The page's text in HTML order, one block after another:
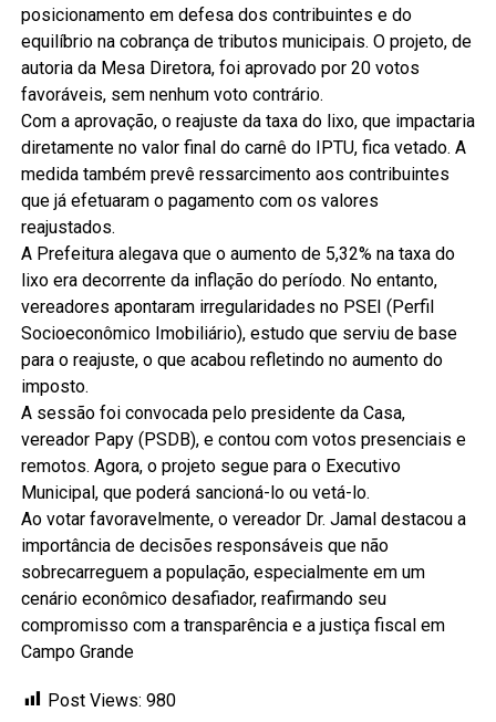
posicionamento em defesa dos contribuintes e do
equilíbrio na cobrança de tributos municipais. O projeto, de
autoria da Mesa Diretora, foi aprovado por 20 votos
favoráveis, sem nenhum voto contrário.
Com a aprovação, o reajuste da taxa do lixo, que impactaria
diretamente no valor final do carnê do IPTU, fica vetado. A
medida também prevê ressarcimento aos contribuintes
que já efetuaram o pagamento com os valores
reajustados.
A Prefeitura alegava que o aumento de 5,32% na taxa do
lixo era decorrente da inflação do período. No entanto,
vereadores apontaram irregularidades no PSEI (Perfil
Socioeconômico Imobiliário), estudo que serviu de base
para o reajuste, o que acabou refletindo no aumento do
imposto.
A sessão foi convocada pelo presidente da Casa,
vereador Papy (PSDB), e contou com votos presenciais e
remotos. Agora, o projeto segue para o Executivo
Municipal, que poderá sancioná-lo ou vetá-lo.
Ao votar favoravelmente, o vereador Dr. Jamal destacou a
importância de decisões responsáveis que não
sobrecarreguem a população, especialmente em um
cenário econômico desafiador, reafirmando seu
compromisso com a transparência e a justiça fiscal em
Campo Grande
Post Views: 980